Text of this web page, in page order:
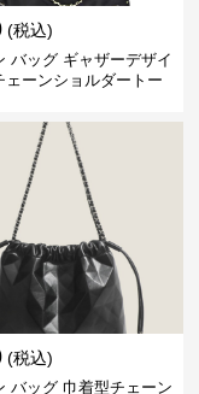
(税込)
バッグ ギャザーデザイ
ェーンショルダートー
(税込)
バッグ 巾着型チェーン